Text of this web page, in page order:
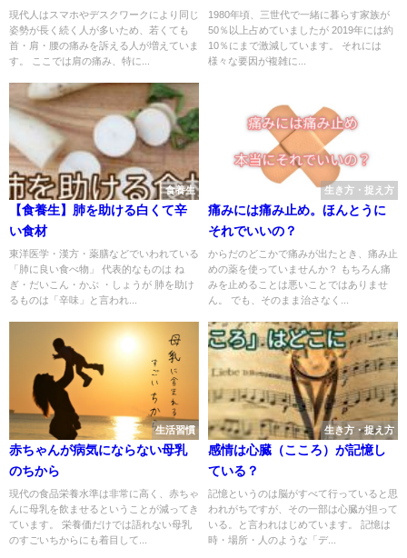
現代人はスマホやデスクワークにより同じ
姿勢が長く続く人が多いため、若くても
首・肩・腰の痛みを訴える人が増えていま
す。 ここでは肩の痛み、特に...
1980年頃、三世代で一緒に暮らす家族が
50％以上占めていましたが 2019年には約
10％にまで激減しています。 それには
様々な要因が複雑に...
食養生
【食養生】肺を助ける白くて辛
い食材
東洋医学・漢方・薬膳などでいわれている
「肺に良い食べ物」 代表的なものは ね
ぎ・だいこん・かぶ ・しょうが 肺を助け
るものは「辛味」と言われ...
生き方・捉え方
痛みには痛み止め。ほんとうに
それでいいの？
からだのどこかで痛みが出たとき、痛み止
めの薬を使っていませんか？ もちろん痛
みを止めることは悪いことではありませ
ん。 でも、そのまま治さなく...
生活習慣
赤ちゃんが病気にならない母乳
のちから
現代の食品栄養水準は非常に高く、赤ちゃ
んに母乳を飲ませるということが減ってき
ています。 栄養価だけでは語れない母乳
のすごいちからにも着目して...
生き方・捉え方
感情は心臓（こころ）が記憶し
ている？
記憶というのは脳がすべて行っていると思
われがちですが、その一部は心臓が担って
いる。と言われはじめています。 記憶は
時・場所・人のような「デ...